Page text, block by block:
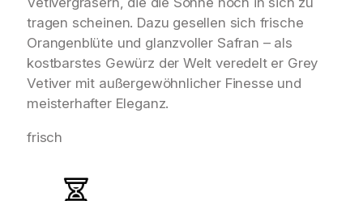
tragen scheinen. Dazu gesellen sich frische
Orangenblüte und glanzvoller Safran – als
kostbarstes Gewürz der Welt veredelt er Grey
Vetiver mit außergewöhnlicher Finesse und
meisterhafter Eleganz.
frisch